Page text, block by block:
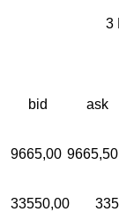
3
ask
9665,00 9665,50
33550,00